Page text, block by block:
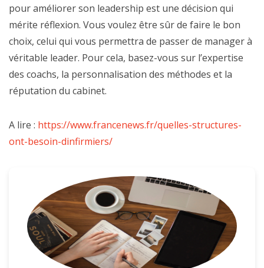
pour améliorer son leadership est une décision qui
mérite réflexion. Vous voulez être sûr de faire le bon
choix, celui qui vous permettra de passer de manager à
véritable leader. Pour cela, basez-vous sur l’expertise
des coachs, la personnalisation des méthodes et la
réputation du cabinet.
A lire : https://www.francenews.fr/quelles-structures-
ont-besoin-dinfirmiers/